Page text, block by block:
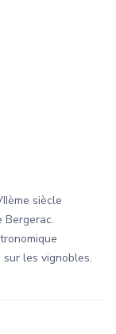
siècle
Bergerac.
les vignobles.